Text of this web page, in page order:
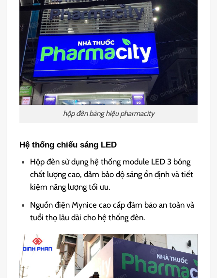
hộp đèn bảng hiệu pharmacity
Hệ thống chiếu sáng LED
Hộp đèn sử dụng hệ thống module LED 3 bóng
chất lượng cao, đảm bảo độ sáng ổn định và tiết
kiệm năng lượng tối ưu.
Nguồn điện Mynice cao cấp đảm bảo an toàn và
tuổi thọ lâu dài cho hệ thống đèn.